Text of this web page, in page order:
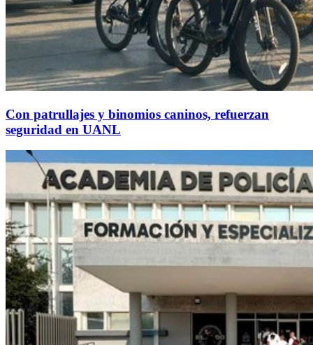
Con patrullajes y binomios caninos, refuerzan
seguridad en UANL